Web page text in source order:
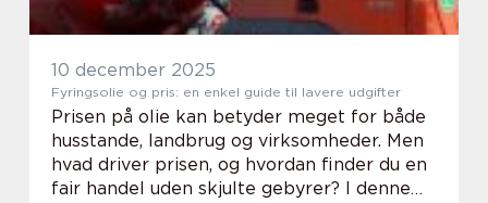
10 december 2025
Fyringsolie og pris: en enkel guide til lavere udgifter
Prisen på olie kan betyder meget for både
husstande, landbrug og virksomheder. Men
hvad driver prisen, og hvordan finder du en
fair handel uden skjulte gebyrer? I denne